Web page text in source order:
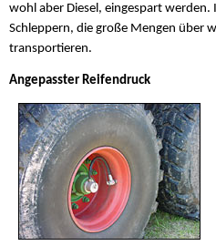
wohl aber Diesel, eingespart
Schleppern, die große Mengen über
transportieren.
Angepasster Reifendruck